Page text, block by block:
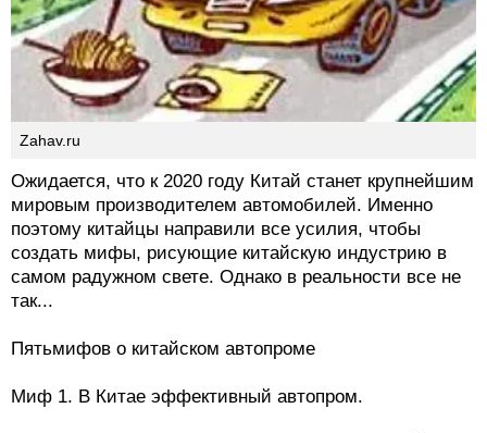
Zahav.ru
Ожидается, что к 2020 году Китай станет крупнейшим
мировым производителем автомобилей. Именно
поэтому китайцы направили все усилия, чтобы
создать мифы, рисующие китайскую индустрию в
самом радужном свете. Однако в реальности все не
так...
Пятьмифов о китайском автопроме
Миф 1. В Китае эффективный автопром.